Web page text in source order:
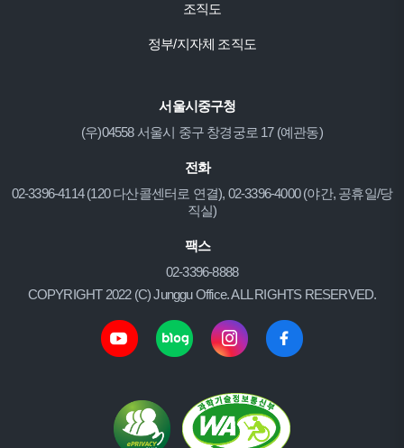
조직도
정부/지자체 조직도
서울시중구청
(우)04558 서울시 중구 창경궁로 17 (예관동)
전화
02-3396-4114 (120 다산콜센터로 연결), 02-3396-4000 (야간, 공휴일/당
직실)
팩스
02-3396-8888
COPYRIGHT 2022 (C) Junggu Office. ALL RIGHTS RESERVED.